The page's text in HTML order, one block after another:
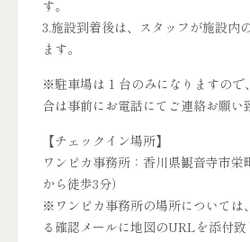
す。
3.施設到着後は、スタッフが施設内
ます。
※駐車場は 1 台のみになりますので
合は事前にお電話にてご連絡お願い
【チェックイン場所】
ワンピカ事務所：香川県観音寺市栄
から徒歩3分）
※ワンピカ事務所の場所については
る確認メールに地図のURLを添付致